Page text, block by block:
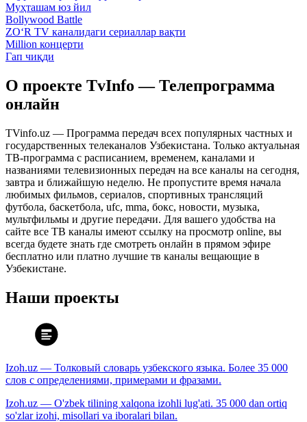
Муҳташам юз йил
Bollywood Battle
ZO‘R TV каналидаги сериаллар вақти
Million концерти
Гап чиқди
О проекте TvInfo — Телепрограмма
онлайн
TVinfo.uz — Программа передач всех популярных частных и
государственных телеканалов Узбекистана. Только актуальная
ТВ-программа с расписанием, временем, каналами и
названиями телевизионных передач на все каналы на сегодня,
завтра и ближайшую неделю. Не пропустите время начала
любимых фильмов, сериалов, спортивных трансляций
футбола, баскетбола, ufc, mma, бокс, новости, музыка,
мультфильмы и другие передачи. Для вашего удобства на
сайте все ТВ каналы имеют ссылку на просмотр online, вы
всегда будете знать где смотреть онлайн в прямом эфире
бесплатно или платно лучшие тв каналы вещающие в
Узбекистане.
Наши проекты
Izoh.uz — Толковый словарь узбекского языка. Более 35 000
слов с определениями, примерами и фразами.
Izoh.uz — O'zbek tilining xalqona izohli lug'ati. 35 000 dan ortiq
so'zlar izohi, misollari va iboralari bilan.